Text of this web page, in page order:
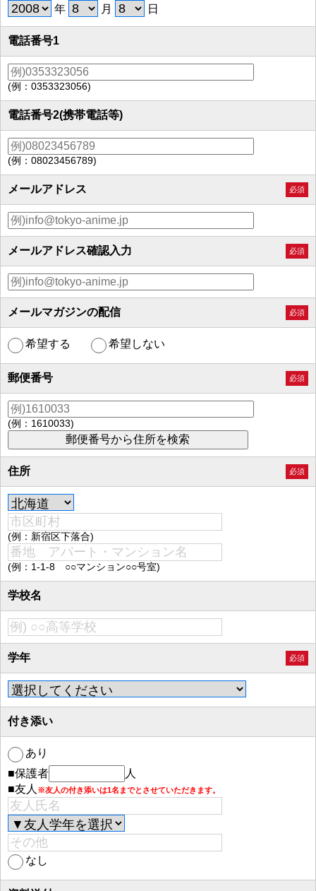
年 月 日
電話番号1
(例：0353323056)
電話番号2(携帯電話等)
(例：08023456789)
メールアドレス 必須
メールアドレス確認入力 必須
メールマガジンの配信 必須
希望する 希望しない
郵便番号 必須
(例：1610033)
住所 必須
(例：新宿区下落合)
(例：1-1-8 ○○マンション○○号室)
学校名
学年 必須
付き添い
あり
■保護者
人
■友人 ※友人の付き添いは1名までとさせていただきます。
なし